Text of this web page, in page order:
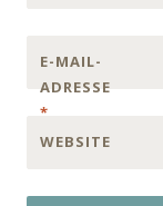
E-MAIL-
ADRESSE
*
WEBSITE